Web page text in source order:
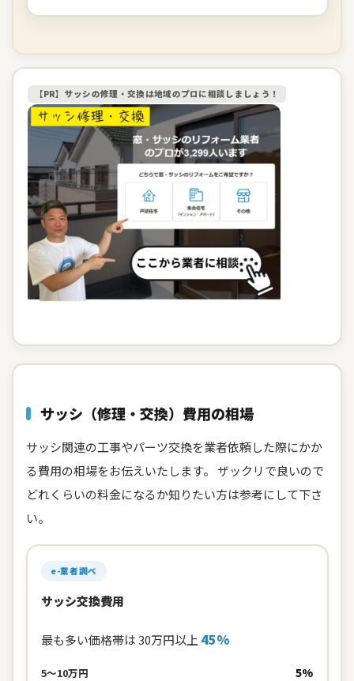
【PR】サッシの修理・交換は地域のプロに相談しましょう！
サッシ（修理・交換）費用の相場
サッシ関連の工事やパーツ交換を業者依頼した際にかか
る費用の相場をお伝えいたします。 ザックリで良いので
どれくらいの料金になるか知りたい方は参考にして下さ
い。
e-業者調べ
サッシ交換費用
最も多い価格帯は 30万円以上 45%
5〜10万円 5%